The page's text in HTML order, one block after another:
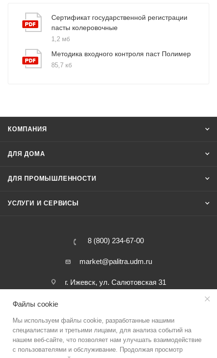
Сертификат государственной регистрации
пасты колеровочные
1,2 мб
Методика входного контроля паст Полимер
85,7 кб
КОМПАНИЯ
ДЛЯ ДОМА
ДЛЯ ПРОМЫШЛЕННОСТИ
УСЛУГИ И СЕРВИСЫ
8 (800) 234-67-00
market@palitra.udm.ru
г. Ижевск, ул. Салютовская 31
Файлы cookie
Мы используем файлы cookie, разработанные нашими
специалистами и третьими лицами, для анализа событий на
нашем веб-сайте, что позволяет нам улучшать взаимодействие
с пользователями и обслуживание. Продолжая просмотр